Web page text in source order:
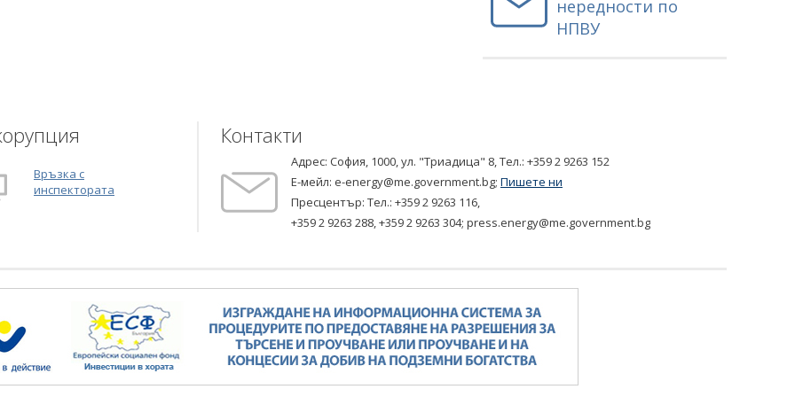
нередности по
НПВУ
Връзка с
инспектората
Контакти
Адрес: София, 1000, ул. "Триадица" 8,Tел.: +359 2 9263 152
Е-мейл: e-energy@me.government.bg; Пишете ни
Пресцентър: Тел.: +359 2 9263 116,
+359 2 9263 288,+359 2 9263 304; press.energy@me.government.bg